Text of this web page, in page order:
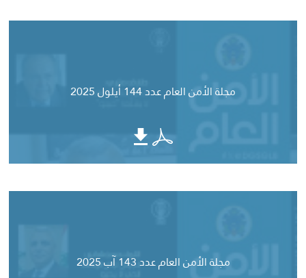
مجلة الأمن العام عدد 144 أيلول 2025
مجلة الأمن العام عدد 143 آب 2025